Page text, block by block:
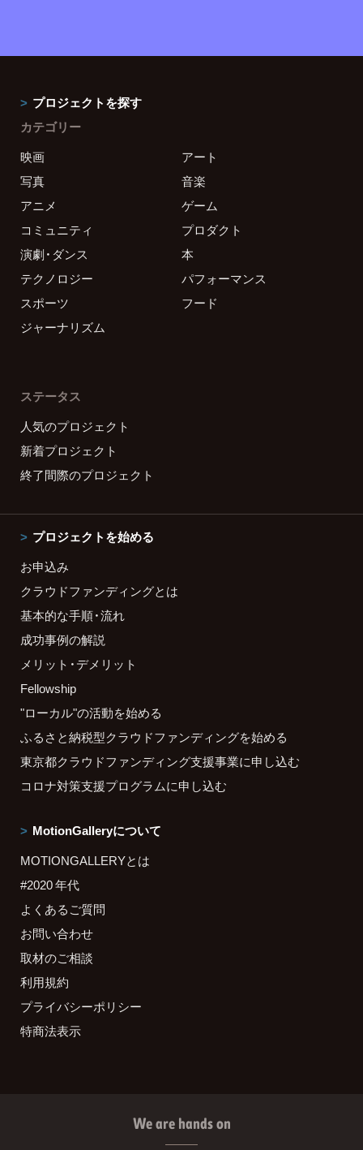
プロジェクトを探す
カテゴリー
映画
アート
写真
音楽
アニメ
ゲーム
コミュニティ
プロダクト
演劇・ダンス
本
テクノロジー
パフォーマンス
スポーツ
フード
ジャーナリズム
ステータス
人気のプロジェクト
新着プロジェクト
終了間際のプロジェクト
プロジェクトを始める
お申込み
クラウドファンディングとは
基本的な手順・流れ
成功事例の解説
メリット・デメリット
Fellowship
"ローカル"の活動を始める
ふるさと納税型クラウドファンディングを始める
東京都クラウドファンディング支援事業に申し込む
コロナ対策支援プログラムに申し込む
MotionGalleryについて
MOTIONGALLERYとは
#2020 年代
よくあるご質問
お問い合わせ
取材のご相談
利用規約
プライバシーポリシー
特商法表示
We are hands on